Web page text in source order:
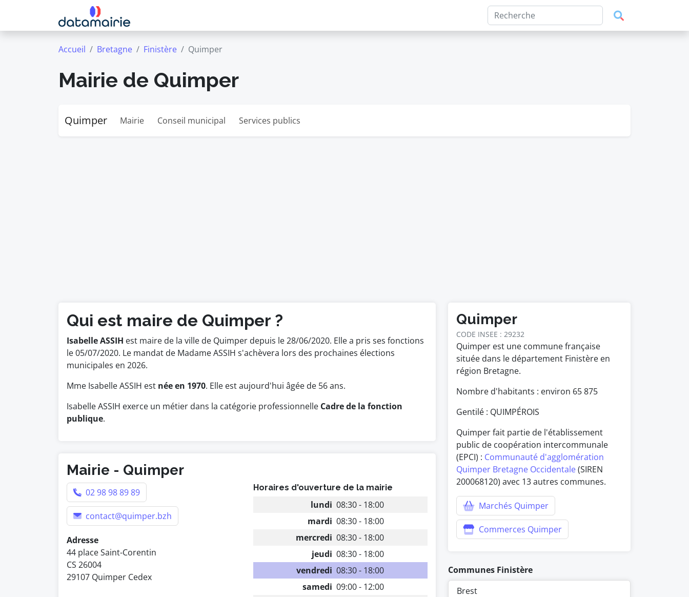
Accueil Bretagne Finistère Quimper
Mairie de Quimper
Quimper Mairie Conseil municipal Services publics
Qui est maire de Quimper ?
Isabelle ASSIH est maire de la ville de Quimper depuis le 28/06/2020. Elle a pris ses fonctions
le 05/07/2020. Le mandat de Madame ASSIH s'achèvera lors des prochaines élections
municipales en 2026.
Mme Isabelle ASSIH est née en 1970. Elle est aujourd'hui âgée de 56 ans.
Isabelle ASSIH exerce un métier dans la catégorie professionnelle Cadre de la fonction
publique.
Mairie - Quimper
02 98 98 89 89
contact@quimper.bzh
Adresse
44 place Saint-Corentin
CS 26004
29107 Quimper Cedex
Horaires d'ouverture de la mairie
lundi 08:30 - 18:00
mardi 08:30 - 18:00
mercredi 08:30 - 18:00
jeudi 08:30 - 18:00
vendredi 08:30 - 18:00
samedi 09:00 - 12:00
Quimper
CODE INSEE : 29232
Quimper est une commune française
située dans le département Finistère en
région Bretagne.
Nombre d'habitants : environ 65 875
Gentilé : QUIMPÉROIS
Quimper fait partie de l'établissement
public de coopération intercommunale
(EPCI) : Communauté d'agglomération
Quimper Bretagne Occidentale(SIREN
200068120) avec 13 autres communes.
Marchés Quimper
Commerces Quimper
Communes Finistère
Brest